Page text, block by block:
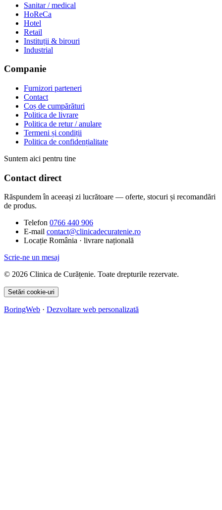
Sanitar / medical
HoReCa
Hotel
Retail
Instituții & birouri
Industrial
Companie
Furnizori parteneri
Contact
Coș de cumpărături
Politica de livrare
Politica de retur / anulare
Termeni și condiții
Politica de confidențialitate
Suntem aici pentru tine
Contact direct
Răspundem în aceeași zi lucrătoare — oferte, stocuri și recomandări
de produs.
Telefon 0766 440 906
E-mail contact@clinicadecuratenie.ro
Locație România · livrare națională
Scrie-ne un mesaj
© 2026 Clinica de Curățenie. Toate drepturile rezervate.
Setări cookie-uri
BoringWeb · Dezvoltare web personalizată